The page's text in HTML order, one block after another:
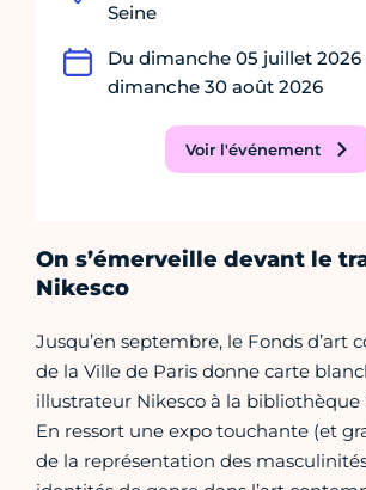
Seine
Du dimanche 05 juillet 2026
dimanche 30 août 2026
Voir l'événement
On s’émerveille devant le
Nikesco
Jusqu’en septembre, le Fonds d’art
de la Ville de Paris donne carte
illustrateur Nikesco à la bibliothèque
En ressort une expo touchante (et
de la représentation des